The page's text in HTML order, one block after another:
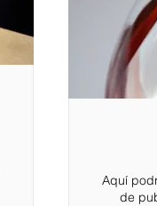
Aquí
de